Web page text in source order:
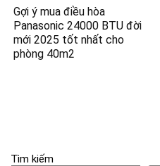
Gợi ý mua điều hòa
Panasonic 24000 BTU đời
mới 2025 tốt nhất cho
phòng 40m2
Tìm kiếm